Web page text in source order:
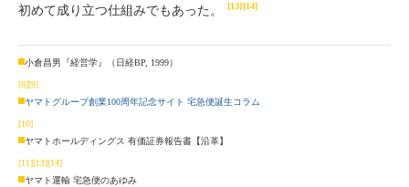
初めて成り立つ仕組みでもあった。
[13] [14]
小倉昌男『経営学』（日経BP, 1999）
[8][9]
ヤマトグループ創業100周年記念サイト 宅急便誕生コラム
[10]
ヤマトホールディングス 有価証券報告書【沿革】
[11][13][14]
ヤマト運輸 宅急便のあゆみ